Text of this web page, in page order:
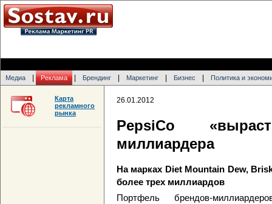
Медиа Реклама Брендинг Маркетинг Бизнес Политика и
26.01.2012
PepsiCo
миллиардера
На марках Diet Mountain Dew,
более трех миллиардов
Портфель брендов-
Карта
рекламного
рынка